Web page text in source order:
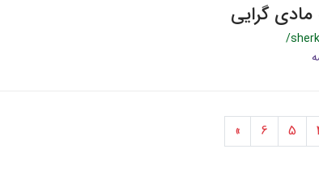
گرایی
/
5
6
»